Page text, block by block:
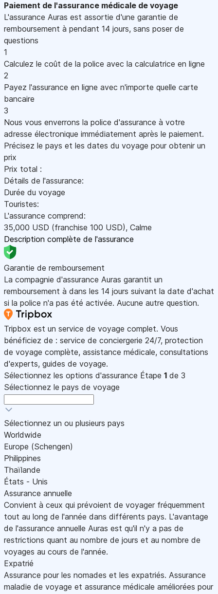
Paiement de l'assurance médicale de voyage
L'assurance Auras est assortie d'une garantie de
remboursement à pendant 14 jours, sans poser de
questions
1
Calculez le coût de la police avec la calculatrice en ligne
2
Payez l'assurance en ligne avec n'importe quelle carte
bancaire
3
Nous vous enverrons la police d'assurance à votre
adresse électronique immédiatement après le paiement.
Précisez le pays et les dates du voyage pour obtenir un
prix
Prix total :
Détails de l'assurance:
Durée du voyage
Touristes:
L'assurance comprend:
35,000 USD (franchise 100 USD), Calme
Description complète de l'assurance
Garantie de remboursement
La compagnie d'assurance Auras garantit un
remboursement à dans les 14 jours suivant la date d'achat
si la police n'a pas été activée. Aucune autre question.
Tripbox est un service de voyage complet. Vous
bénéficiez de : service de conciergerie 24/7, protection
de voyage complète, assistance médicale, consultations
d'experts, guides de voyage.
Sélectionnez les options d'assurance Étape 1 de 3
Sélectionnez le pays de voyage
Sélectionnez un ou plusieurs pays
Worldwide
Europe (Schengen)
Philippines
Thaïlande
États - Unis
Assurance annuelle
Convient à ceux qui prévoient de voyager fréquemment
tout au long de l'année dans différents pays. L'avantage
de l'assurance annuelle Auras est qu'il n'y a pas de
restrictions quant au nombre de jours et au nombre de
voyages au cours de l'année.
Expatrié
Assurance pour les nomades et les expatriés. Assurance
maladie de voyage et assurance médicale améliorées pour